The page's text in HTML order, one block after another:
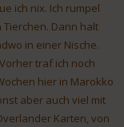
ich nix. Ich rumpel
Dann halt
in einer Nische.
traf ich noch
hier in Marokko
aber auch viel mit
Karten, von